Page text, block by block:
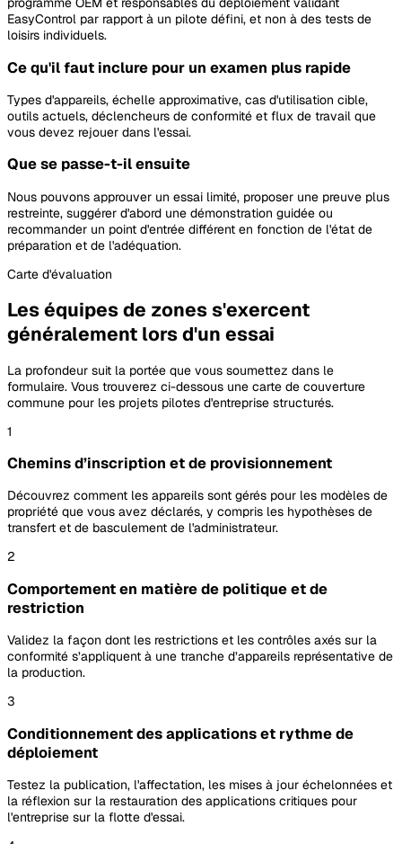
EasyControl par rapport à un pilote défini, et non à des tests de
loisirs individuels.
Ce qu'il faut inclure pour un examen plus rapide
Types d'appareils, échelle approximative, cas d'utilisation cible,
outils actuels, déclencheurs de conformité et flux de travail que
vous devez rejouer dans l'essai.
Que se passe-t-il ensuite
Nous pouvons approuver un essai limité, proposer une preuve plus
restreinte, suggérer d'abord une démonstration guidée ou
recommander un point d'entrée différent en fonction de l'état de
préparation et de l'adéquation.
Carte d'évaluation
Les équipes de zones s'exercent
généralement lors d'un essai
La profondeur suit la portée que vous soumettez dans le
formulaire. Vous trouverez ci-dessous une carte de couverture
commune pour les projets pilotes d'entreprise structurés.
1
Chemins d’inscription et de provisionnement
Découvrez comment les appareils sont gérés pour les modèles de
propriété que vous avez déclarés, y compris les hypothèses de
transfert et de basculement de l'administrateur.
2
Comportement en matière de politique et de
restriction
Validez la façon dont les restrictions et les contrôles axés sur la
conformité s’appliquent à une tranche d’appareils représentative de
la production.
3
Conditionnement des applications et rythme de
déploiement
Testez la publication, l'affectation, les mises à jour échelonnées et
la réflexion sur la restauration des applications critiques pour
l'entreprise sur la flotte d'essai.